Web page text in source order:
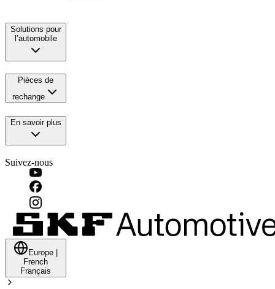
Solutions pour
l’automobile
Pièces de
rechange
En savoir plus
Suivez-nous
Europe
French
Français